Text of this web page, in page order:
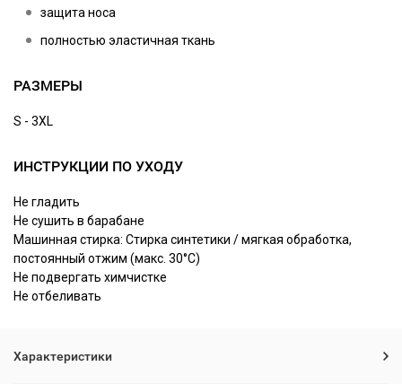
защита носа
полностью эластичная ткань
РАЗМЕРЫ
S - 3XL
ИНСТРУКЦИИ ПО УХОДУ
Не гладить
Не сушить в барабане
Машинная стирка: Стирка синтетики / мягкая обработка,
постоянный отжим (макс. 30°C)
Не подвергать химчистке
Не отбеливать
Характеристики